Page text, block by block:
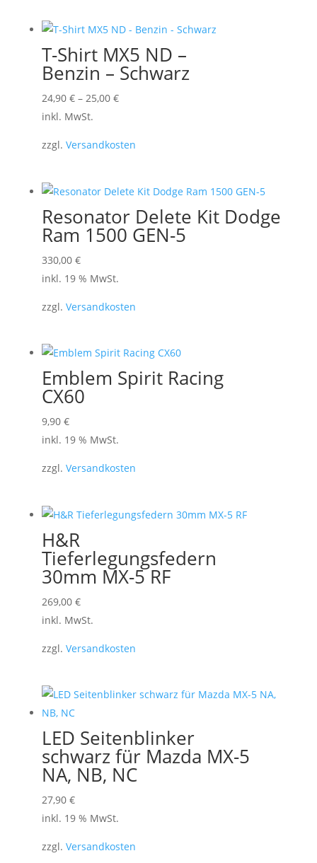
auf.
Die
Optionen
können
T-Shirt MX5 ND –
Benzin – Schwarz
24,90 €– 25,00 €
auf.
Die
Optionen
können
inkl. MwSt.
zzgl. Versandkosten
Resonator Delete Kit Dodge
Ram 1500 GEN-5
330,00 €
inkl. 19 % MwSt.
zzgl. Versandkosten
Emblem Spirit Racing
CX60
9,90 €
inkl. 19 % MwSt.
zzgl. Versandkosten
H&R
Tieferlegungsfedern
30mm MX-5 RF
269,00 €
mehrere
auf.
Optionen
können
auf
der
gewählt
werden
inkl. MwSt.
zzgl. Versandkosten
LED Seitenblinker
schwarz für Mazda MX-5
NA, NB, NC
27,90 €
inkl. 19 % MwSt.
zzgl. Versandkosten